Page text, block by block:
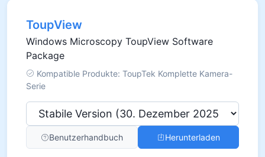
ToupView
Windows Microscopy ToupView Software
Package
Kompatible Produkte: ToupTek Komplette Kamera-
Serie
Benutzerhandbuch Herunterladen